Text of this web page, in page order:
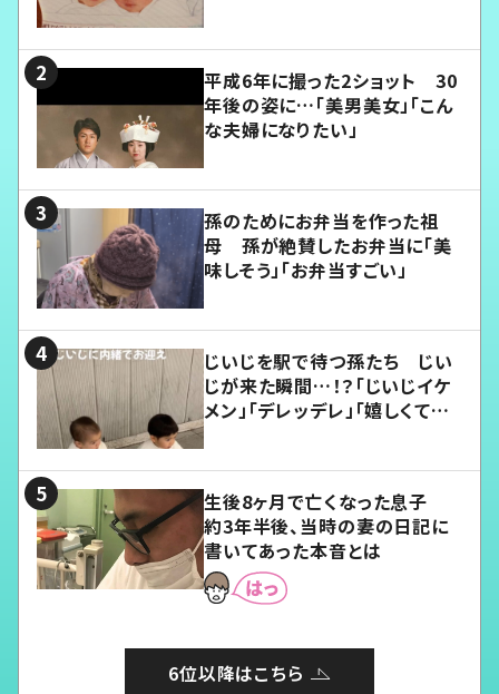
平成6年に撮った2ショット 30
年後の姿に…「美男美女」「こん
な夫婦になりたい」
孫のためにお弁当を作った祖
母 孫が絶賛したお弁当に「美
味しそう」「お弁当すごい」
じいじを駅で待つ孫たち じい
じが来た瞬間…！？「じいじイケ
メン」「デレッデレ」「嬉しくて可
生後8ヶ月で亡くなった息子
約3年半後、当時の妻の日記に
書いてあった本音とは
6位以降はこちら